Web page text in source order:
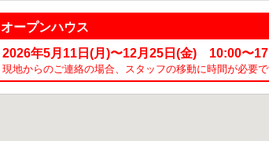
オープンハウス
2026年5月11日(月)〜12月25日(金) 10:00〜
現地からのご連絡の場合、スタッフの移動に時間が必要で